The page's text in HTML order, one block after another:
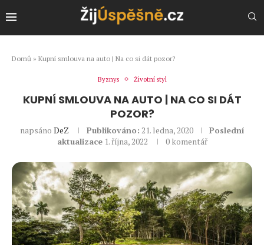
Domů » Kupní smlouva na auto | Na co si dát pozor?
Byznys Životní styl
KUPNÍ SMLOUVA NA AUTO | NA CO SI DÁT
POZOR?
napsáno DeZ Publikováno: 21. ledna, 2020
Poslední
aktualizace 1. října, 2022 0 komentář